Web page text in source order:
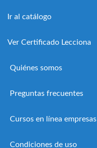
Ir al catálogo
Ver Certificado Lecciona
Quiénes somos
Preguntas frecuentes
Cursos en línea empresas
Condiciones de uso